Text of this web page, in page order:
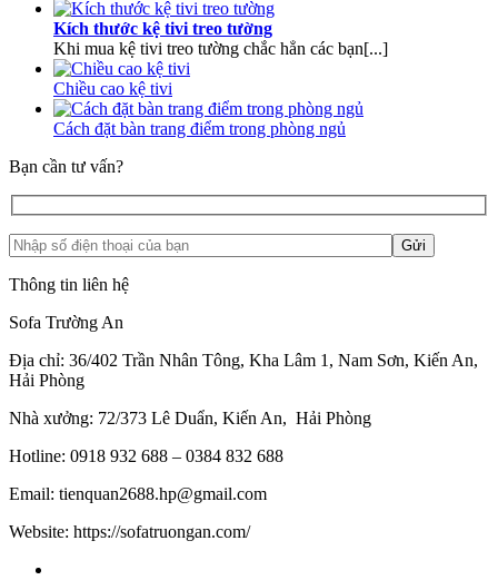
Kích thước kệ tivi treo tường
Khi mua kệ tivi treo tường chắc hẳn các bạn[...]
Chiều cao kệ tivi​
Cách đặt bàn trang điểm trong phòng ngủ​
Bạn cần tư vấn?
Thông tin liên hệ
Sofa Trường An
Địa chỉ: 36/402 Trần Nhân Tông, Kha Lâm 1, Nam Sơn, Kiến An,
Hải Phòng
Nhà xưởng: 72/373 Lê Duẩn, Kiến An, Hải Phòng
Hotline: 0918 932 688 – 0384 832 688
Email: tienquan2688.hp@gmail.com
Website: https://sofatruongan.com/